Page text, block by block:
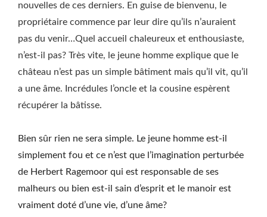
nouvelles de ces derniers. En guise de bienvenu, le
propriétaire commence par leur dire qu’ils n’auraient
pas du venir…Quel accueil chaleureux et enthousiaste,
n’est-il pas? Très vite, le jeune homme explique que le
château n’est pas un simple bâtiment mais qu’il vit, qu’il
a une âme. Incrédules l’oncle et la cousine espèrent
récupérer la bâtisse.
Bien sûr rien ne sera simple. Le jeune homme est-il
simplement fou et ce n’est que l’imagination perturbée
de Herbert Ragemoor qui est responsable de ses
malheurs ou bien est-il sain d’esprit et le manoir est
vraiment doté d’une vie, d’une âme?